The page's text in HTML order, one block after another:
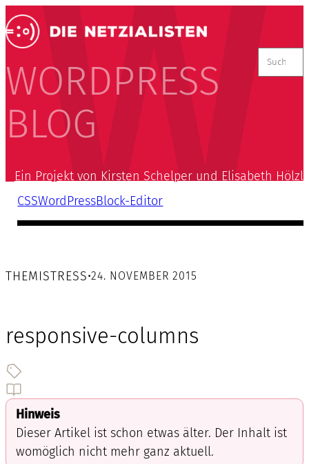
WORDPRESS
BLOG
nach:
Ein Projekt von Kirsten Schelper und Elisabeth Hölzl
CSSWordPressBlock-Editor
THEMISTRESS•24. NOVEMBER 2015
responsive-columns
Hinweis
Dieser Artikel ist schon etwas älter. Der Inhalt ist
womöglich nicht mehr ganz aktuell.